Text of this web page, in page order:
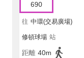
690
往 中環(交易廣場)
修頓球場 站
距離 40m